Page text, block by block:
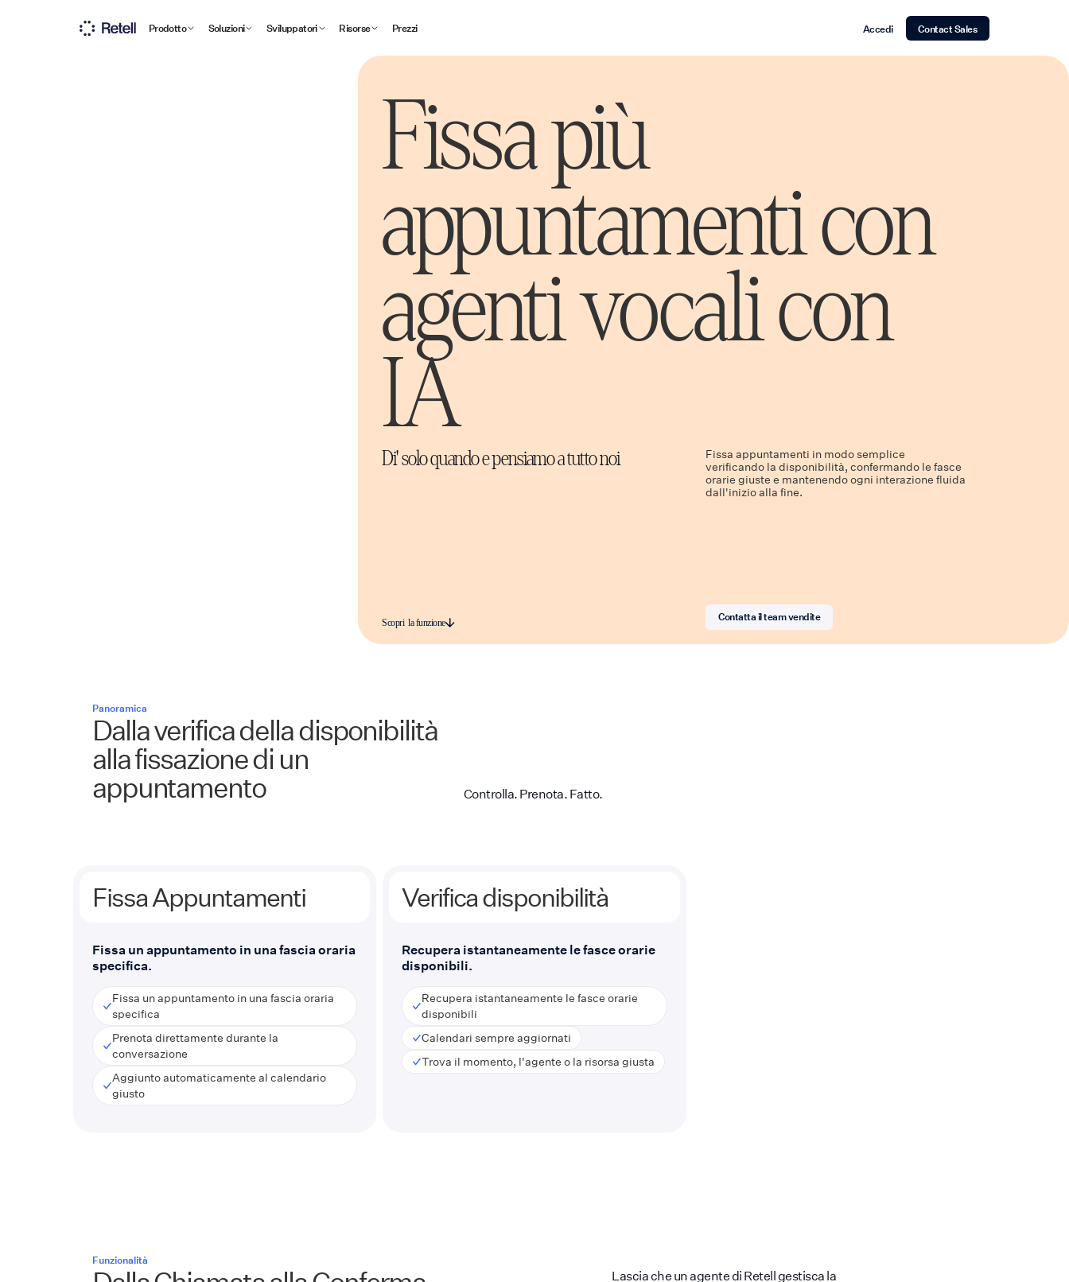
Prodotto Soluzioni Sviluppatori Risorse Prezzi Accedi Contact Sales
Fissa più
appuntamenti con
agenti vocali con
IA
Di' solo quando e pensiamo a tutto noi
Scopri la funzione
Fissa appuntamenti in modo semplice
verificando la disponibilità, confermando le fasce
orarie giuste e mantenendo ogni interazione fluida
dall'inizio alla fine.
Contatta il team vendite
Panoramica
Dalla verifica della disponibilità
alla fissazione di un
appuntamento
Controlla. Prenota. Fatto.
Fissa Appuntamenti
Fissa un appuntamento in una fascia oraria
specifica.
Fissa un appuntamento in una fascia oraria
specifica
Prenota direttamente durante la
conversazione
Aggiunto automaticamente al calendario
giusto
Verifica disponibilità
Recupera istantaneamente le fasce orarie
disponibili.
Recupera istantaneamente le fasce orarie
disponibili
Calendari sempre aggiornati
Trova il momento, l'agente o la risorsa giusta
Funzionalità
Lascia che un agente di Retell gestisca la